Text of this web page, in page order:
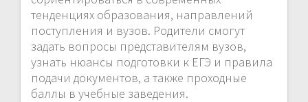
тенденциях образования, направлений
поступления и вузов. Родители смогут
задать вопросы представителям вузов,
узнать нюансы подготовки к ЕГЭ и правила
подачи документов, а также проходные
баллы в учебные заведения.